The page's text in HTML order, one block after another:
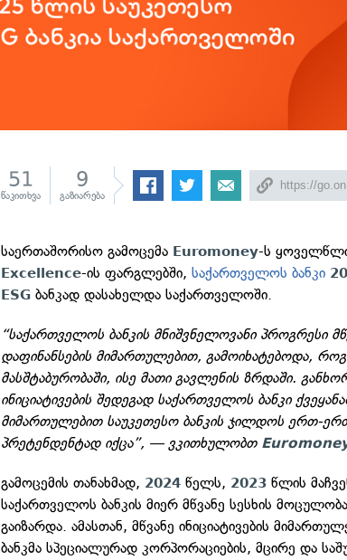
51
წაკითხვა
9
გაზიარება
საერთაშორისო გამოცემა Euromoney-ს
Excellence-ის ფარგლებში,საქართველოს ბანკი
ESG ბანკად დასახელდა საქართველოში.
“საქართველოს ბანკის მნიშვნელოვანი პროგრესი
დაფინანსების მიმართულებით, გამოიხატებოდა,
მასშტაბურობაში, ისე მათი გავლენის ზრდაში.
ინიციატივების შედეგად საქართველოს ბანკი
მიმართულებით საუკეთესო ბანკის ჯილდოს ერთ-
პრეტენდენტად იქცა”, — ვკითხულობთ
გამოცემის თანახმად, 2024 წელს, 2023 წლის
საქართველოს ბანკის მიერ მწვანე სესხის
გაიზარდა. ამასთან, მწვანე ინიციატივების
ბანკმა სპეციალურად კორპორაციების, მცირე და